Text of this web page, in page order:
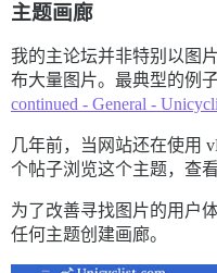
主题画廊
我的主论坛并非特别以图
布大量图片。最典型的例
continued - General -
几年前，当网站还在使用
个帖子浏览这个主题，查看
为了改善寻找图片的用户
任何主题创建画廊。